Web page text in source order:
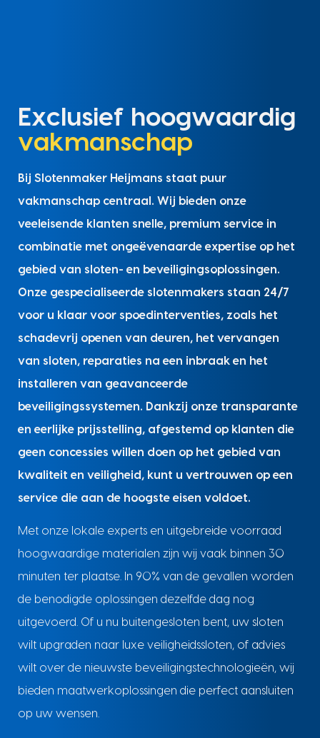
Exclusief hoogwaardig
vakmanschap
Bij Slotenmaker Heijmans staat puur
vakmanschap centraal. Wij bieden onze
veeleisende klanten snelle, premium service in
combinatie met ongeëvenaarde expertise op het
gebied van sloten- en beveiligingsoplossingen.
Onze gespecialiseerde slotenmakers staan 24/7
voor u klaar voor spoedinterventies, zoals het
schadevrij openen van deuren, het vervangen
van sloten, reparaties na een inbraak en het
installeren van geavanceerde
beveiligingssystemen. Dankzij onze transparante
en eerlijke prijsstelling, afgestemd op klanten die
geen concessies willen doen op het gebied van
kwaliteit en veiligheid, kunt u vertrouwen op een
service die aan de hoogste eisen voldoet.
Met onze lokale experts en uitgebreide voorraad
hoogwaardige materialen zijn wij vaak binnen 30
minuten ter plaatse. In 90% van de gevallen worden
de benodigde oplossingen dezelfde dag nog
uitgevoerd. Of u nu buitengesloten bent, uw sloten
wilt upgraden naar luxe veiligheidssloten, of advies
wilt over de nieuwste beveiligingstechnologieën, wij
bieden maatwerkoplossingen die perfect aansluiten
op uw wensen.